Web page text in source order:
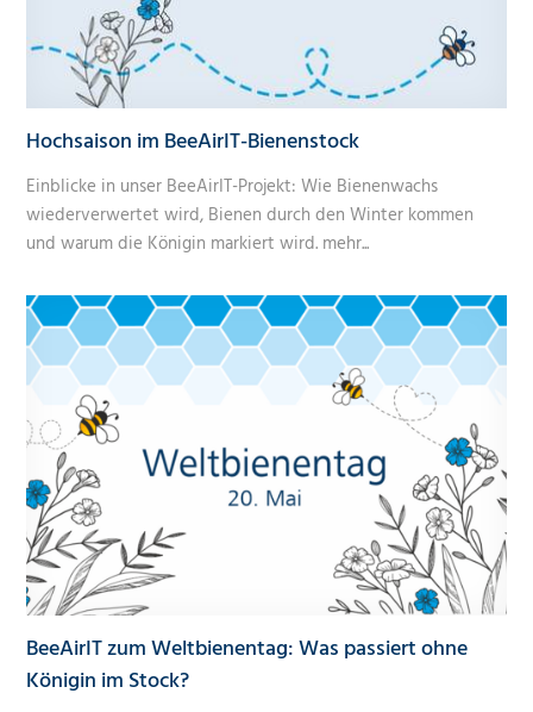
Hochsaison im BeeAirIT-Bienenstock
Einblicke in unser BeeAirIT-Projekt: Wie Bienenwachs
wiederverwertet wird, Bienen durch den Winter kommen
und warum die Königin markiert wird. mehr...
BeeAirIT zum Weltbienentag: Was passiert ohne
Königin im Stock?